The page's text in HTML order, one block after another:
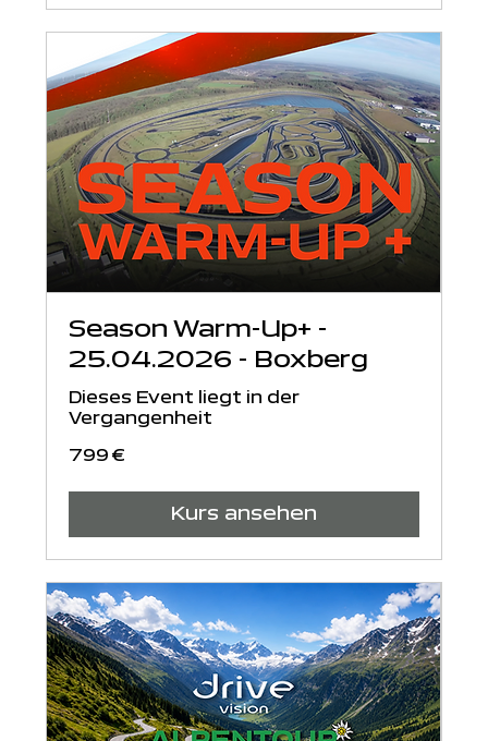
Season Warm-Up+ -
25.04.2026 - Boxberg
Dieses Event liegt in der
Vergangenheit
799
Euro
799 €
Kurs ansehen